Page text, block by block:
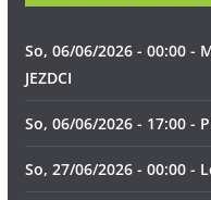
So, 06/06/2026 - 00:00 -
JEZDCI
So, 06/06/2026 - 17:00 -
So, 27/06/2026 - 00:00 -